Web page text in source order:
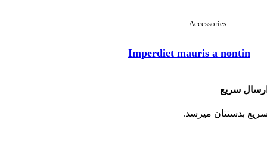
Accessories
Imperdiet mauris a nontin
سریع
بدستتان میرسد.